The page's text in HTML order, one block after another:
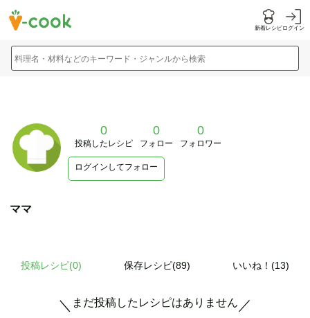
新着レシピログイン
料理名・材料などのキーワード・ジャンルから検索
0
投稿したレシピ
0
フォロー
0
フォロワー
ログインしてフォロー
ママ
投稿レシピ(0) 保存レシピ(89) いいね！(13)
＼ まだ投稿したレシピはありません ／